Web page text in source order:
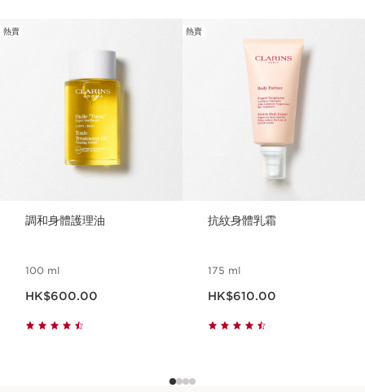
熱賣
調和身體護理油
100 ml
HK$600.00
熱賣
抗紋身體乳霜
175 ml
HK$610.00